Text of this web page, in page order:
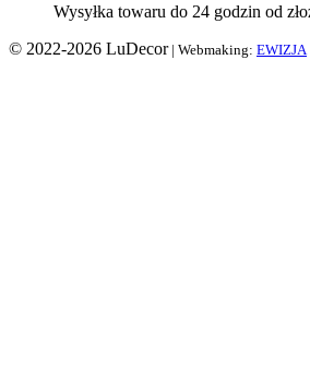
Wysyłka towaru do 24 godzin od
© 2022-2026 LuDecor| Webmaking: EWIZJA